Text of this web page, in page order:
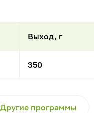
Выход, г
350
Другие программы